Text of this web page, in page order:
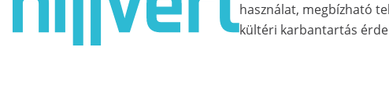
használat, megbízható
kültéri karbantartás